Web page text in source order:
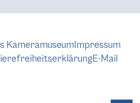
Kameramuseum Impressum
E-Mail